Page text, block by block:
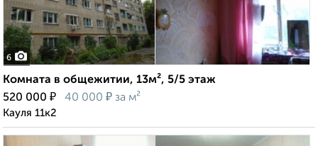
6
Комната в общежитии, 13м², 5/5 этаж
520 000 ₽ 40 000 ₽ за м²
Кауля 11к2